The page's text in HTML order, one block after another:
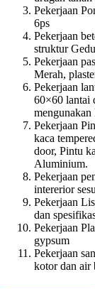
Pekerjaan
6ps
Pekerjaan
struktur
Pekerjaan
Merah,
Pekerjaan
60×60 lantai
Pekerjaan
kaca
door, Pintu
Aluminium.
Pekerjaan
intererior
Pekerjaan
dan
Pekerjaan
gypsum
Pekerjaan
kotor dan air